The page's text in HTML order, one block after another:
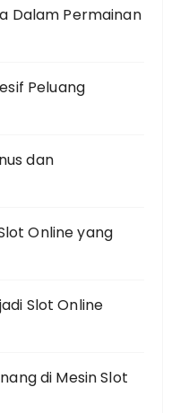
Dalam Permainan
Peluang
dan
Online yang
Slot Online
di Mesin Slot